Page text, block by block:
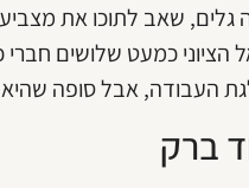
גלים, שאב לתוכו את
הציוני כמעט שלושים
העבודה, אבל סופה שהיא
ברק